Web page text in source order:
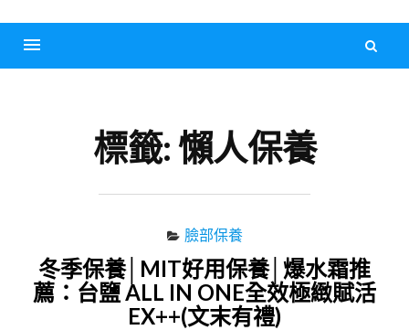
標籤:懶人保養
臉部保養
冬季保養│MIT好用保養│爆水霜推
薦：台鹽 ALL IN ONE全效極緻賦活
EX++(文末有禮)